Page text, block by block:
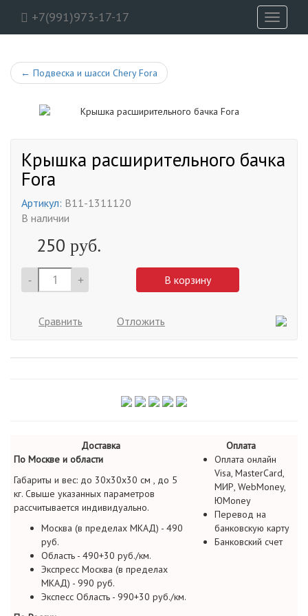
+7(991)973-17-17
Toggle
← Подвеска и шасси Chery Fora
Крышка расширительного бачка
Fora
Артикул: B11-1311120
В наличии
250 руб.
- + В корзину
Сравнить Отложить
Доставка
Оплата
По Москве и области
Габариты и вес: до 30х30х30 см , до 5
кг. Свыше указанных параметров
рассчитывается индивидуально.
Москва (в пределах МКАД) - 490
руб.
Область - 490+30 руб./км.
Экспресс Москва (в пределах
МКАД) - 990 руб.
Экспесс Область - 990+30 руб./км.
Оплата онлайн
Visa, MasterCard,
МИР, WebMoney,
ЮMoney
Перевод на
банковскую карту
Банковский счет